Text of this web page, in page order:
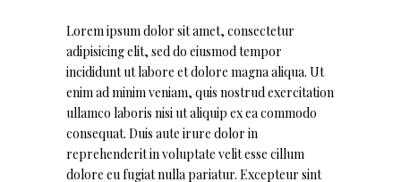
Lorem ipsum dolor sit amet, consectetur
adipisicing elit, sed do eiusmod tempor
incididunt ut labore et dolore magna aliqua. Ut
enim ad minim veniam, quis nostrud exercitation
ullamco laboris nisi ut aliquip ex ea commodo
consequat. Duis aute irure dolor in
reprehenderit in voluptate velit esse cillum
dolore eu fugiat nulla pariatur. Excepteur sint